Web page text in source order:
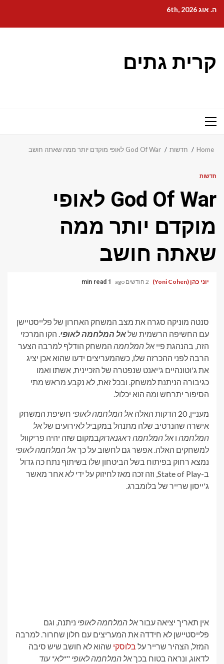
content
ה. אוג 6th, 2026
קרית גתים
Primary
Home חדשות God Of War לאופי מוקדם יותר ממה שאתה חושב
חדשות
God Of War לאופי
מוקדם יותר ממה
שאתה חושב
יוני כהן (Yoni Cohen) 2 חודשים ago 1 min read
סנטה מוניקה סגרה את מצב המשחק האחרון של פלייסטיישן
עם החשיפה הרשמית שלאל המלחמה לאופי. הקו המרכזי
הזה, בהנהגת פייאל המלחמה המשחק הודלף למרבה הצער
הרבה לפני ההכרזה שלו, כשהמעריצים ידעו שהוא אכן יציג
את ג'וטונהיים ג'יאנט שנפטרה של הזכיינית, אשתו ואמו
כגיבורה הניתנת למשחק. ובכל זאת, לא נקבע מראש מתי
הסיפור יתרחש ומה הוא יכלול.
מעניין, 20 הדקות האלה אל המלחמה לאופי חשיפת המשחק
אישרה שהנרטיב שלה מתנהל במקביל לאירועים שלאל
המלחמה ואל המלחמה ראגנארוקבמקום שזה יהיה פריקוול
למשחקים האלה. אפשר גם לחשוב על כךאל המלחמה לאופי
נמצא רחוק בפיתוח בשל הביטחון שלו בשיתוף נתח כה גדול
ב-State of Play, וזה זכה מאז לחיזוק על ידי לא אחר מאשר
ג'ייסון שרייר של בלומברג.
אין תאריך יציאה עבוראל המלחמה לאופי ניתנה, וגם
פלייסטיישן לא חידדה את המעריצים עם חלון שחרור. למרבה
המזל, הצהיר שרייר על בלוסקי שהוא לא חושב שיש סיבה
לדאוג, ונראה בטוח בכךאל המלחמה לאופי "*לא* עוד